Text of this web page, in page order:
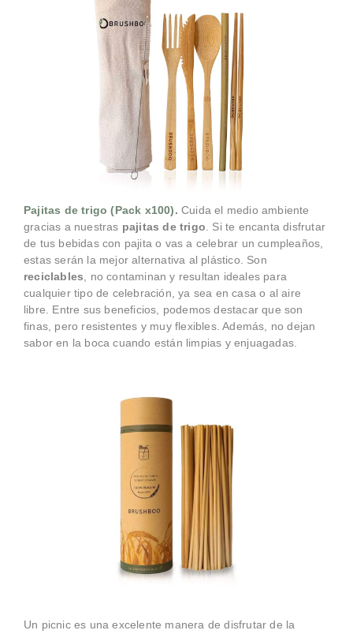
Pajitas de trigo (Pack x100).Cuida el medio ambiente
gracias a nuestras pajitas de trigo . Si te encanta disfrutar
de tus bebidas con pajita o vas a celebrar un cumpleaños,
estas serán la mejor alternativa al plástico. Son
reciclables , no contaminan y resultan ideales para
cualquier tipo de celebración, ya sea en casa o al aire
libre. Entre sus beneficios, podemos destacar que son
finas, pero resistentes y muy flexibles. Además, no dejan
sabor en la boca cuando están limpias y enjuagadas.
Un picnic es una excelente manera de disfrutar de la